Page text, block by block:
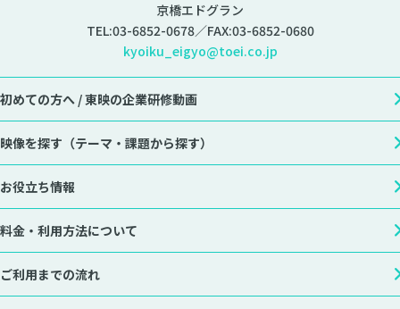
京橋エドグラン
TEL:03-6852-0678／FAX:03-6852-0680
kyoiku_eigyo@toei.co.jp
初めての方へ /東映の企業研修動画
映像を探す （テーマ・課題から探す）
お役立ち情報
料金・利用方法について
ご利用までの流れ